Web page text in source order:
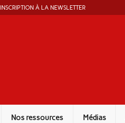
INSCRIPTION À LA NEWSLETTER
Nos ressources Médias